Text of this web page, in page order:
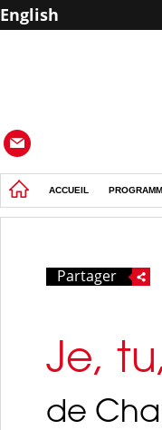
English
ACCUEIL
Partager
Je,
de